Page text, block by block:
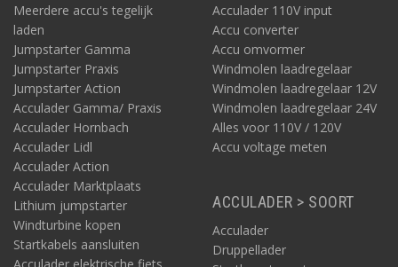
Meerdere accu's tegelijk
laden
Jumpstarter Gamma
Jumpstarter Praxis
Jumpstarter Action
Acculader Gamma/ Praxis
Acculader Hornbach
Acculader Lidl
Acculader Action
Acculader Marktplaats
Lithium jumpstarter
Windturbine kopen
Startkabels aansluiten
Acculader 110V input
Accu converter
Accu omvormer
Windmolen laadregelaar
Windmolen laadregelaar 12V
Windmolen laadregelaar 24V
Alles voor 110V / 120V
Accu voltage meten
ACCULADER > SOORT
Acculader
Druppellader